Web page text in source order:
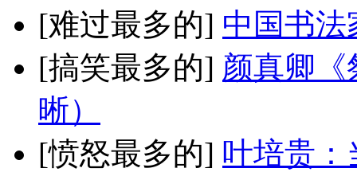
[难过最多的] 中国书法
[搞笑最多的] 颜真卿《
晰）
[愤怒最多的] 叶培贵：